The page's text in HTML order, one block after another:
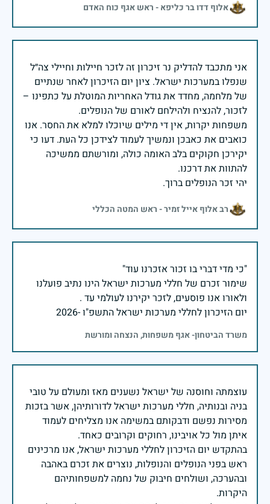
אלוף דדו בר כליפא - ראש אגף כוח האדם
אני מתכבד להדליק נר זיכרון זה לזכר חיילות וחיילי צה״ל
שנפלו במערכות ישראל. ציון יום הזיכרון לאחר שנתיים
של מלחמה, מחדד את גודל האחריות המוטלת על כתפינו –
משפחות יקרות, אין די מילים שיוכלו למלא את החסר. אנו
כואבים את כאבכן ונמשיך לעמוד לצידכן כל העת. דעו כי
יקירכן חקוקים בלב האומה כולה, ומורשתם ממשיכה
יהי זכר הנופלים ברוך.
רב אלוף אייל זמיר - ראש המטה הכללי
שימור זכרם של חללי מערכות ישראל הינו נתיב פועלנו
יום הזיכרון לחללי מערכות ישראל התשפ"ו -2026
משרד הביטחון- אגף משפחות, הנצחה ומורשת
עוצמתה וחוסנה של ישראל נשענים מאז ומעולם על טובי
בניה ובנותיה, חללי מערכות ישראל לדורותיהן, אשר בזכות
מסירות נפשם ודבקותם במשימה אנו מצליחים לעמוד
בהתקדש יום הזיכרון לחללי מערכות ישראל, אנו מרכינים
ראש בפני הנופלים והנופלות, נוצרים את זכרם באהבה
ובהערכה, ושולחים חיבוק של נחמה למשפחותיהם